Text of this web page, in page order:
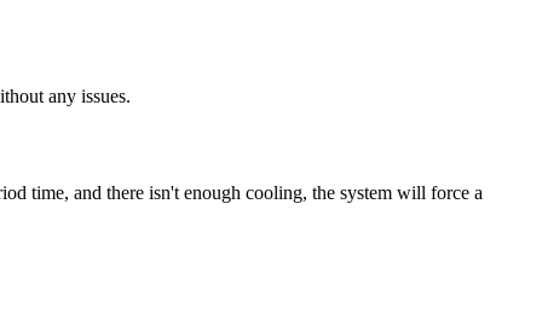
any issues.
time, and there isn't enough cooling, the system will force a